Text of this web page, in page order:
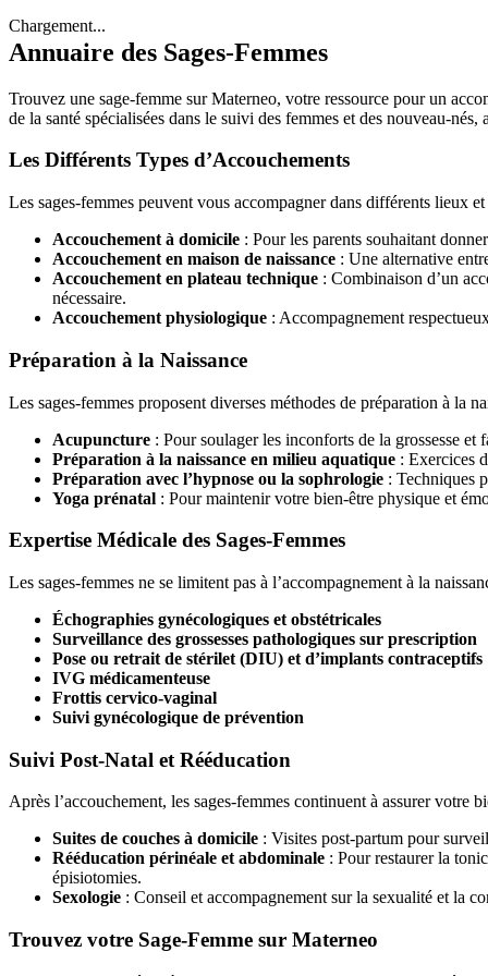
Chargement...
Annuaire des Sages-Femmes
Trouvez une sage-femme sur Materneo, votre ressource pour un
de la santé spécialisées dans le suivi des femmes et des nouveau-
Les Différents Types d’Accouchements
Les sages-femmes peuvent vous accompagner dans différents lieux
Accouchement à domicile : Pour les parents souhaitant
Accouchement en maison de naissance : Une alternative
Accouchement en plateau technique : Combinaison d’un
nécessaire.
Accouchement physiologique : Accompagnement
Préparation à la Naissance
Les sages-femmes proposent diverses méthodes de préparation à la
Acupuncture : Pour soulager les inconforts de la grossesse et
Préparation à la naissance en milieu aquatique : Exercices
Préparation avec l’hypnose ou la sophrologie : Techniques
Yoga prénatal : Pour maintenir votre bien-être physique et
Expertise Médicale des Sages-Femmes
Les sages-femmes ne se limitent pas à l’accompagnement à la
Échographies gynécologiques et obstétricales
Surveillance des grossesses pathologiques sur prescription
Pose ou retrait de stérilet (DIU) et d’implants contraceptifs
IVG médicamenteuse
Frottis cervico-vaginal
Suivi gynécologique de prévention
Suivi Post-Natal et Rééducation
Après l’accouchement, les sages-femmes continuent à assurer votre
Suites de couches à domicile : Visites post-partum pour
Rééducation périnéale et abdominale : Pour restaurer la
épisiotomies.
Sexologie : Conseil et accompagnement sur la sexualité et la
Trouvez votre Sage-Femme sur Materneo